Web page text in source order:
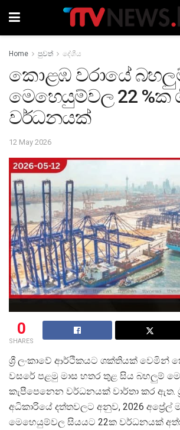
Home පුවත් දේශීය
කොළඹ වරායේ
මෙහෙයුම්වල 22 %ක
වර්ධනයක්
12 May 2026
0
SHARES
ශ් රී ලංකාවේ ආර්ථිකයට ශක්තියක් වෙමින්
වසරේ පළමු මාස හතර තුළ සිය බහලුම්
කැපීපෙනෙන වර්ධනයක් වාර්තා කර ඇත.
අධිකාරියේ දත්තවලට අනුව, 2026 අප්
මෙහෙයුම්වල සියයට 22ක වර්ධනයක්